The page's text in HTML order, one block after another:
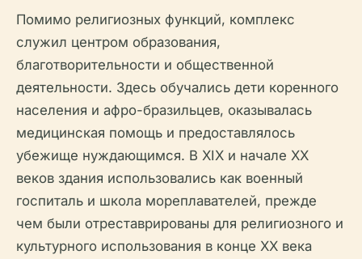
Помимо религиозных функций, комплекс
служил центром образования,
благотворительности и общественной
деятельности. Здесь обучались дети коренного
населения и афро-бразильцев, оказывалась
медицинская помощь и предоставлялось
убежище нуждающимся. В XIX и начале XX
веков здания использовались как военный
госпиталь и школа мореплавателей, прежде
чем были отреставрированы для религиозного и
культурного использования в конце XX века